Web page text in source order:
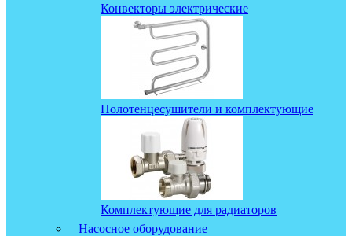
Конвекторы электрические
Полотенцесушители и комплектующие
Комплектующие для радиаторов
Насосное оборудование